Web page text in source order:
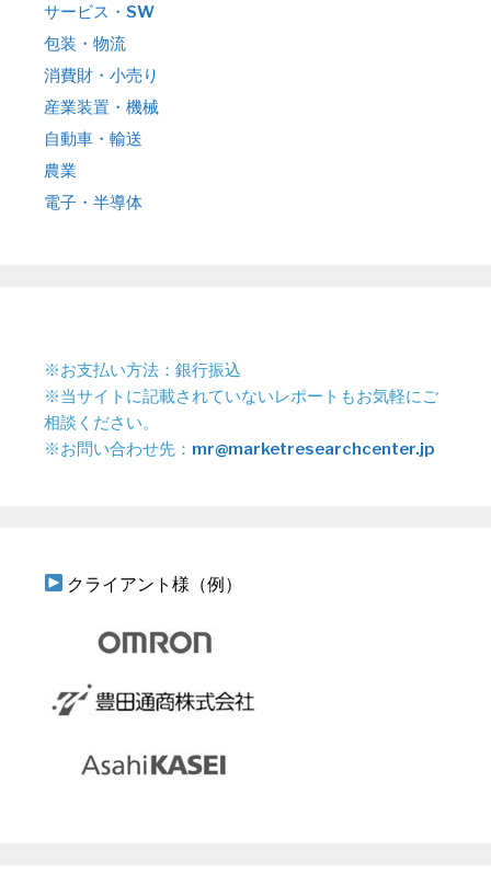
サービス・SW
包装・物流
消費財・小売り
産業装置・機械
自動車・輸送
農業
電子・半導体
※お支払い方法：銀行振込
※当サイトに記載されていないレポートもお気軽にご
相談ください。
※お問い合わせ先： mr@marketresearchcenter.jp
クライアント様（例）